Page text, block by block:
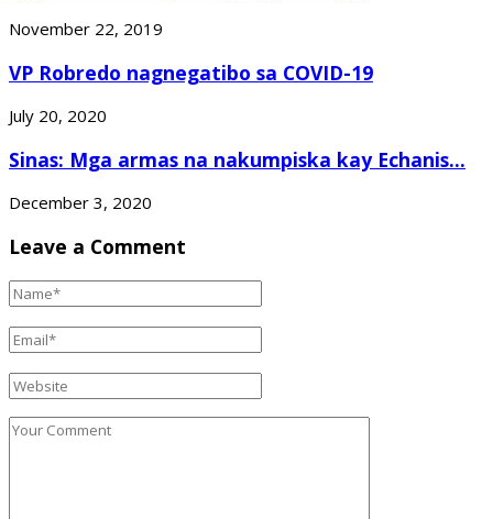
November 22, 2019
VP Robredo nagnegatibo sa COVID-19
July 20, 2020
Sinas: Mga armas na nakumpiska kay Echanis...
December 3, 2020
Leave a Comment